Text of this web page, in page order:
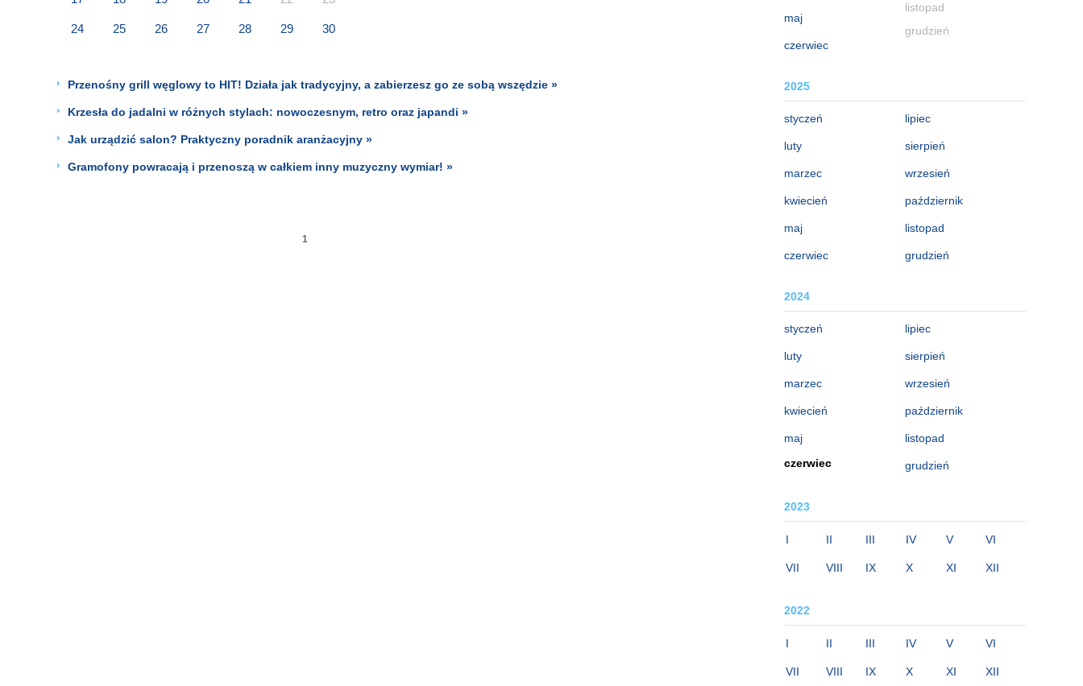
maj
czerwiec
listopad
grudzień
2025
styczeń
luty
marzec
kwiecień
maj
czerwiec
lipiec
sierpień
wrzesień
październik
listopad
grudzień
2024
styczeń
luty
marzec
kwiecień
maj
czerwiec
lipiec
sierpień
wrzesień
październik
listopad
grudzień
2023
I II III IV V VI
VII VIII IX X XI XII
2022
I II III IV V VI
VII VIII IX X XI XII
24 25 26 27 28 29 30
Przenośny grill węglowy to HIT! Działa jak tradycyjny, a zabierzesz go ze sobą wszędzie »
Krzesła do jadalni w różnych stylach: nowoczesnym, retro oraz japandi »
Jak urządzić salon? Praktyczny poradnik aranżacyjny »
Gramofony powracają i przenoszą w całkiem inny muzyczny wymiar! »
1